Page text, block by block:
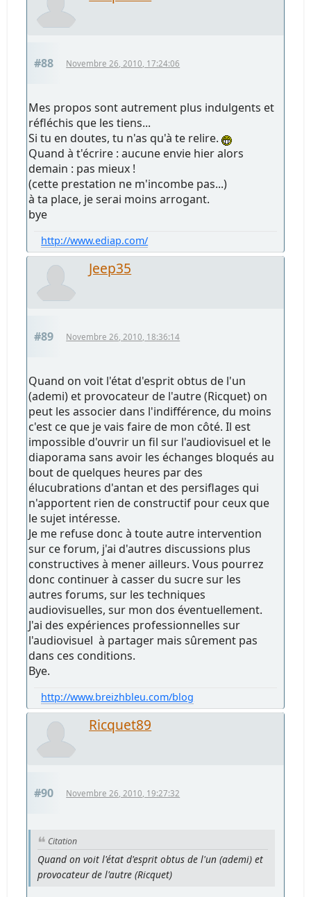
#88 Novembre 26, 2010, 17:24:06
Mes propos sont autrement plus indulgents et
réfléchis que les tiens...
Si tu en doutes, tu n'as qu'à te relire.
Quand à t'écrire : aucune envie hier alors
demain : pas mieux !
(cette prestation ne m'incombe pas...)
à ta place, je serai moins arrogant.
bye
http://www.ediap.com/
Jeep35
#89 Novembre 26, 2010, 18:36:14
Quand on voit l'état d'esprit obtus de l'un
(ademi) et provocateur de l'autre (Ricquet) on
peut les associer dans l'indifférence, du moins
c'est ce que je vais faire de mon côté. Il est
impossible d'ouvrir un fil sur l'audiovisuel et le
diaporama sans avoir les échanges bloqués au
bout de quelques heures par des
élucubrations d'antan et des persiflages qui
n'apportent rien de constructif pour ceux que
le sujet intéresse.
Je me refuse donc à toute autre intervention
sur ce forum, j'ai d'autres discussions plus
constructives à mener ailleurs. Vous pourrez
donc continuer à casser du sucre sur les
autres forums, sur les techniques
audiovisuelles, sur mon dos éventuellement.
J'ai des expériences professionnelles sur
l'audiovisuel à partager mais sûrement pas
dans ces conditions.
Bye.
http://www.breizhbleu.com/blog
Ricquet89
#90 Novembre 26, 2010, 19:27:32
Citation
Quand on voit l'état d'esprit obtus de l'un (ademi) et
provocateur de l'autre (Ricquet)